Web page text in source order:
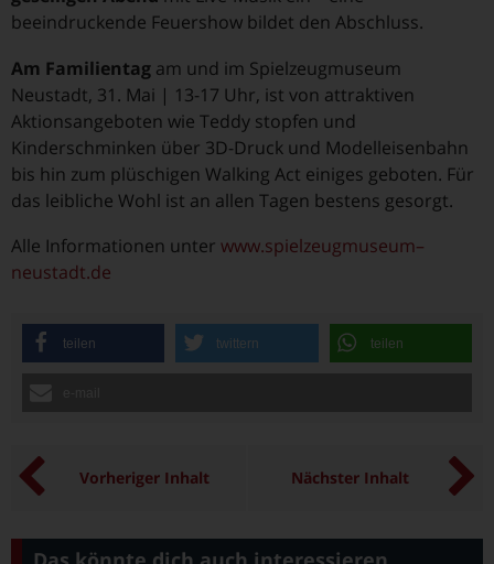
beeindruckende Feuershow bildet den Abschluss.
Am Familientag am und im Spielzeugmuseum
Neustadt, 31. Mai | 13-17 Uhr, ist von attraktiven
Aktionsangeboten wie Teddy stopfen und
Kinderschminken über 3D-Druck und Modelleisenbahn
bis hin zum plüschigen Walking Act einiges geboten. Für
das leibliche Wohl ist an allen Tagen bestens gesorgt.
Alle Informationen unter www.spielzeugmuseum–
neustadt.de
teilen twittern teilen
Vorheriger Inhalt Nächster Inhalt